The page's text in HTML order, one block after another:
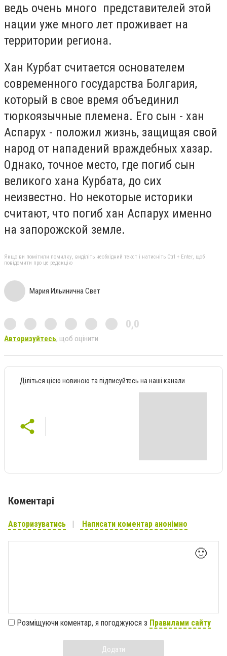
ведь очень много представителей этой
нации уже много лет проживает на
территории региона.
Хан Курбат считается основателем
современного государства Болгария,
который в свое время объединил
тюркоязычные племена. Его сын - хан
Аспарух - положил жизнь, защищая свой
народ от нападений враждебных хазар.
Однако, точное место, где погиб сын
великого хана Курбата, до сих
неизвестно. Но некоторые историки
считают, что погиб хан Аспарух именно
на запорожской земле.
Якщо ви помітили помилку, виділіть необхідний текст і натисніть Ctrl + Enter, щоб
повідомити про це редакцію
Мария Ильинична Свет
0,0
Авторизуйтесь, щоб оцінити
Діліться цією новиною та підписуйтесь на наші канали
Коментарі
Авторизуватись Написати коментар анонімно
🙂
Розміщуючи коментар, я погоджуюся з Правилами сайту
Додати